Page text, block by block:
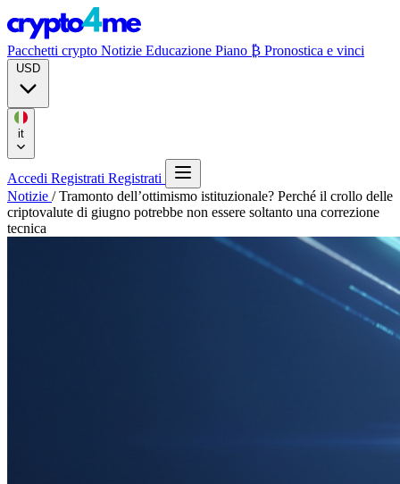
Pacchetti crypto Notizie Educazione Piano ₿ Pronostica e vinci
Accedi Registrati Registrati
Notizie / Tramonto dell’ottimismo istituzionale? Perché il crollo delle
criptovalute di giugno potrebbe non essere soltanto una correzione
tecnica